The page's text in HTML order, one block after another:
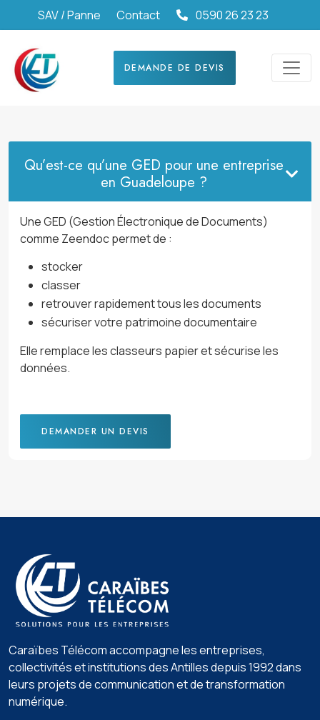
SAV / Panne Contact 0590 26 23 23
DEMANDE DE DEVIS
Qu’est-ce qu’une GED pour une entreprise
en Guadeloupe ?
Une GED (Gestion Électronique de Documents)
comme Zeendoc permet de :
stocker
classer
retrouver rapidement tous les documents
sécuriser votre patrimoine documentaire
Elle remplace les classeurs papier et sécurise les
données.
DEMANDER UN DEVIS
Caraïbes Télécom accompagne les entreprises,
collectivités et institutions des Antilles depuis 1992 dans
leurs projets de communication et de transformation
numérique.